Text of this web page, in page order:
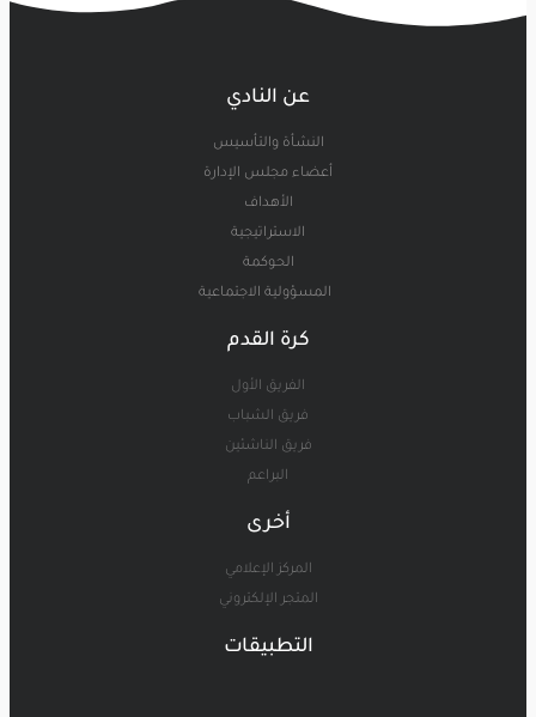
عن النادي
النشأة والتأسيس
أعضاء مجلس الإدارة
الأهداف
الاستراتيجية
الحوكمة
المسؤولية الاجتماعية
كرة القدم
الفريق الأول
فريق الشباب
فريق الناشئين
البراعم
أخرى
المركز الإعلامي
المتجر الإلكتروني
التطبيقات